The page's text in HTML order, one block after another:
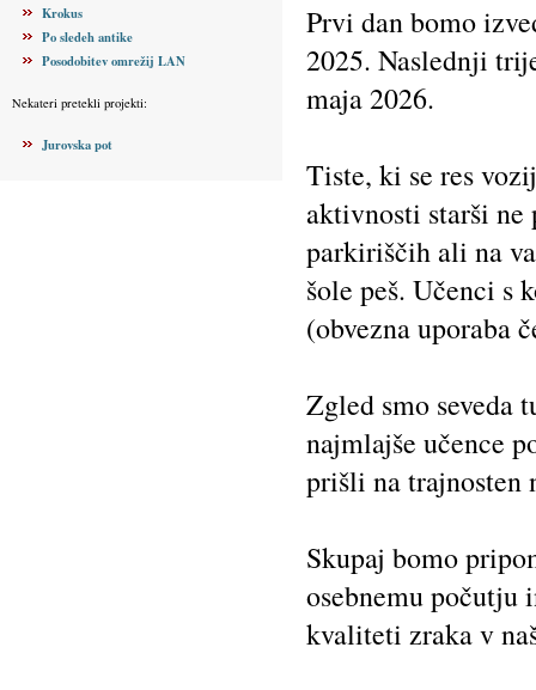
Krokus
Po sledeh antike
Posodobitev omrežij LAN
Nekateri pretekli projekti:
Jurovska pot
Prvi dan bomo
2025. Naslednji
maja 2026.
Tiste, ki se res
aktivnosti starši
parkiriščih ali na
šole peš. Učenci s
(obvezna uporaba
Zgled smo seveda
najmlajše učence
prišli na trajnosten
Skupaj bomo
osebnemu počutju
kvaliteti zraka v